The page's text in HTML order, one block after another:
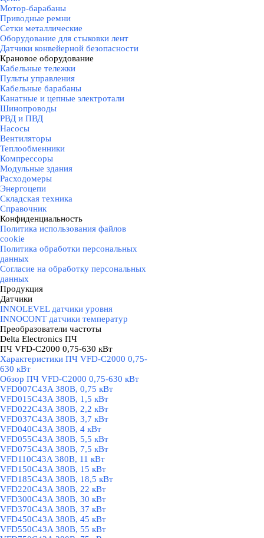
Мотор-барабаны
Приводные ремни
Сетки металлические
Оборудование для стыковки лент
Датчики конвейерной безопасности
Крановое оборудование
Кабельные тележки
Пульты управления
Кабельные барабаны
Канатные и цепные электротали
Шинопроводы
РВД и ПВД
Насосы
Вентиляторы
Теплообменники
Компрессоры
Модульные здания
Расходомеры
Энергоцепи
Складская техника
Справочник
Конфиденциальность
Политика использования файлов
cookie
Политика обработки персональных
данных
Согласие на обработку персональных
данных
Продукция
Датчики
INNOLEVEL датчики уровня
INNOCONT датчики температур
Преобразователи частоты
Delta Electronics ПЧ
ПЧ VFD-C2000 0,75-630 кВт
Характеристики ПЧ VFD-C2000 0,75-
630 кВт
Обзор ПЧ VFD-C2000 0,75-630 кВт
VFD007C43A 380В, 0,75 кВт
VFD015C43A 380В, 1,5 кВт
VFD022C43A 380В, 2,2 кВт
VFD037C43A 380В, 3,7 кВт
VFD040C43A 380В, 4 кВт
VFD055C43A 380В, 5,5 кВт
VFD075C43A 380В, 7,5 кВт
VFD110C43A 380В, 11 кВт
VFD150C43A 380В, 15 кВт
VFD185C43A 380В, 18,5 кВт
VFD220C43A 380В, 22 кВт
VFD300C43A 380В, 30 кВт
VFD370C43A 380В, 37 кВт
VFD450C43A 380В, 45 кВт
VFD550C43A 380В, 55 кВт